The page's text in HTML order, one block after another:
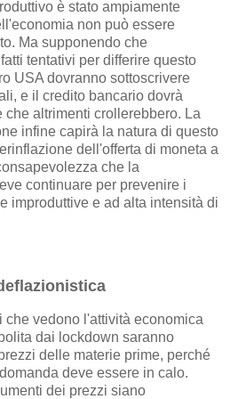
è stato ampiamente
non può essere
Ma supponendo che
tentativi per differire questo
USA dovranno sottoscrivere
e il credito bancario dovrà
altrimenti crollerebbero. La
infine capirà la natura di questo
dell'offerta di moneta a
che la
continuare per prevenire i
improduttive e ad alta intensità di
vedono l'attività economica
dai lockdown saranno
delle materie prime, perché
deve essere in calo.
dei prezzi siano